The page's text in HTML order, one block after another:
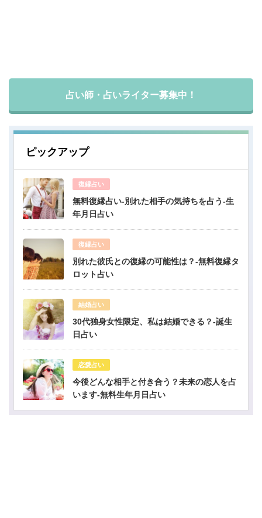
占い師・占いライター募集中！
ピックアップ
復縁占い
無料復縁占い-別れた相手の気持ちを占う-生
年月日占い
復縁占い
別れた彼氏との復縁の可能性は？-無料復縁タ
ロット占い
結婚占い
30代独身女性限定、私は結婚できる？-誕生
日占い
恋愛占い
今後どんな相手と付き合う？未来の恋人を占
います-無料生年月日占い